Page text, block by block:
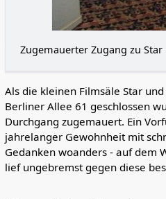
Zugemauerter Zugang zu
Als die kleinen Filmsäle Star
Berliner Allee 61 geschlossen
Durchgang zugemauert. Ein
jahrelanger Gewohnheit mit
Gedanken woanders - auf dem
lief ungebremst gegen diese